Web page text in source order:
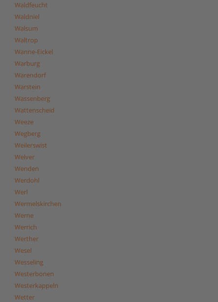
Waldfeucht
Waldniel
Walsum
Waltrop
Wanne-Eickel
Warburg
Warendorf
Warstein
Wassenberg
Wattenscheid
Weeze
Wegberg
Weilerswist
Welver
Wenden
Werdohl
Werl
Wermelskirchen
Werne
Werrich
Werther
Wesel
Wesseling
Westerbönen
Westerkappeln
Wetter